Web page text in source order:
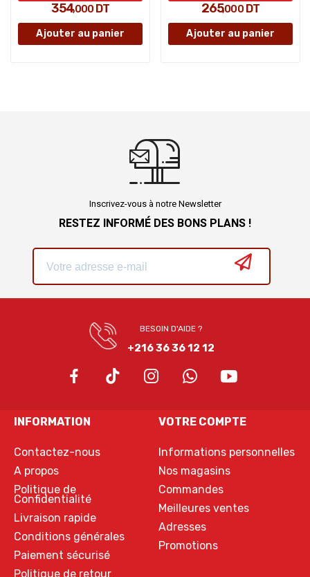
354,000 DT
Ajouter au panier
265,000DT
Ajouter au panier
Inscrivez-vous à notre Newsletter
RESTEZ INFORMÉ DES BONS PLANS !
BESOIN D'AIDE ?
+216 36 36 12 12
INFORMATION
Contactez-nous
A propos
Politique de
Confidentialité
Livraison rapide
Conditions générales
Paiement sécurisé
Politique de retour
VOTRE COMPTE
Informations personnelles
Nos magasins
Commandes
Meilleures ventes
Adresses
Promotions